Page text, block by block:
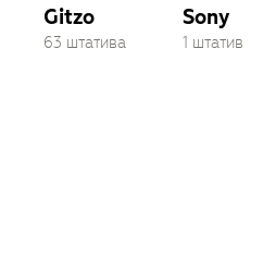
Gitzo
63 штатива
Sony
1 штатив